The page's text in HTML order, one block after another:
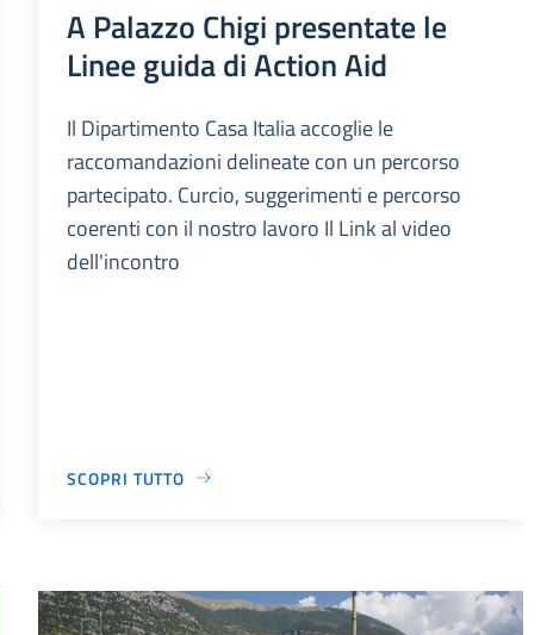
A Palazzo Chigi presentate le
Linee guida di Action Aid
Il Dipartimento Casa Italia accoglie le
raccomandazioni delineate con un percorso
partecipato. Curcio, suggerimenti e percorso
coerenti con il nostro lavoro Il Link al video
dell'incontro
SCOPRI TUTTO